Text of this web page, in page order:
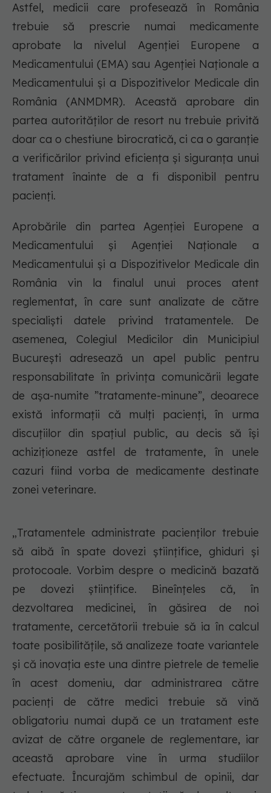
Astfel, medicii care profesează în România
trebuie să prescrie numai medicamente
aprobate la nivelul Agenției Europene a
Medicamentului (EMA) sau Agenției Naționale a
Medicamentului și a Dispozitivelor Medicale din
România (ANMDMR). Această aprobare din
partea autorităților de resort nu trebuie privită
doar ca o chestiune birocratică, ci ca o garanție
a verificărilor privind eficiența și siguranța unui
tratament înainte de a fi disponibil pentru
pacienți.
Aprobările din partea Agenției Europene a
Medicamentului și Agenției Naționale a
Medicamentului și a Dispozitivelor Medicale din
România vin la finalul unui proces atent
reglementat, în care sunt analizate de către
specialiști datele privind tratamentele. De
asemenea, Colegiul Medicilor din Municipiul
București adresează un apel public pentru
responsabilitate în privința comunicării legate
de așa-numite ”tratamente-minune”, deoarece
există informații că mulți pacienți, în urma
discuțiilor din spațiul public, au decis să își
achiziționeze astfel de tratamente, în unele
cazuri fiind vorba de medicamente destinate
zonei veterinare.
„Tratamentele administrate pacienților trebuie
să aibă în spate dovezi științifice, ghiduri și
protocoale. Vorbim despre o medicină bazată
pe dovezi științifice. Bineînțeles că, în
dezvoltarea medicinei, în găsirea de noi
tratamente, cercetătorii trebuie să ia în calcul
toate posibilitățile, să analizeze toate variantele
și că inovația este una dintre pietrele de temelie
în acest domeniu, dar administrarea către
pacienți de către medici trebuie să vină
obligatoriu numai după ce un tratament este
avizat de către organele de reglementare, iar
această aprobare vine în urma studiilor
efectuate. Încurajăm schimbul de opinii, dar